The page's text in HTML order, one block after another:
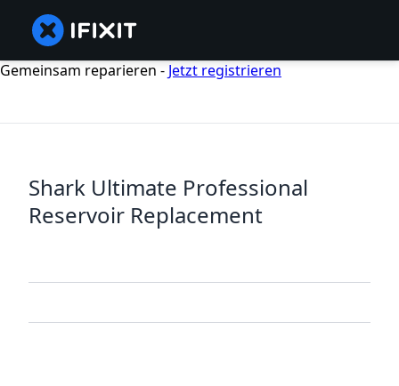
Gemeinsam reparieren - Jetzt registrieren
Shark Ultimate Professional
Reservoir Replacement